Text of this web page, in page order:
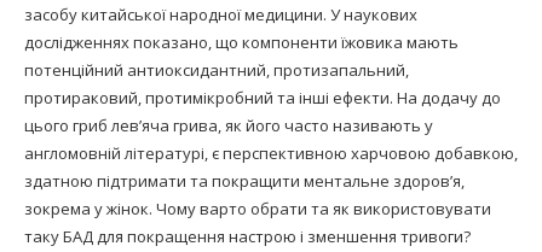
засобу китайської народної медицини. У наукових
дослідженнях показано, що компоненти їжовика мають
потенційний антиоксидантний, протизапальний,
протираковий, протимікробний та інші ефекти. На додачу до
цього гриб лев’яча грива, як його часто називають у
англомовній літературі, є перспективною харчовою добавкою,
здатною підтримати та покращити ментальне здоров’я,
зокрема у жінок. Чому варто обрати та як використовувати
таку БАД для покращення настрою і зменшення тривоги?